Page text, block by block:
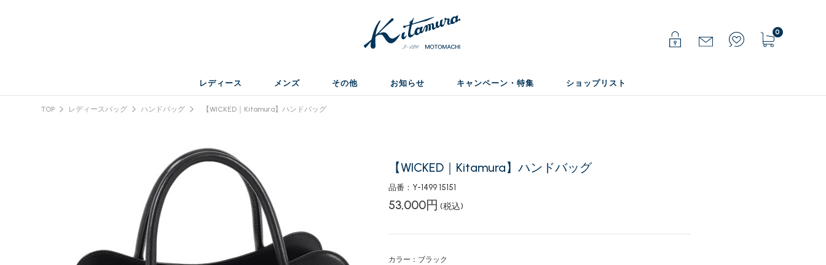
0
レディース メンズ その他 お知らせ キャンペーン・特集 ショップリスト
TOP レディースバッグ ハンドバッグ 【WICKED｜Kitamura】ハンドバッグ
【WICKED｜Kitamura】ハンドバッグ
品番：Y-1499 15151
53,000円 (税込)
カラー：ブラック